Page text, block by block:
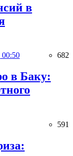
в
00:50 682
в Баку:
591